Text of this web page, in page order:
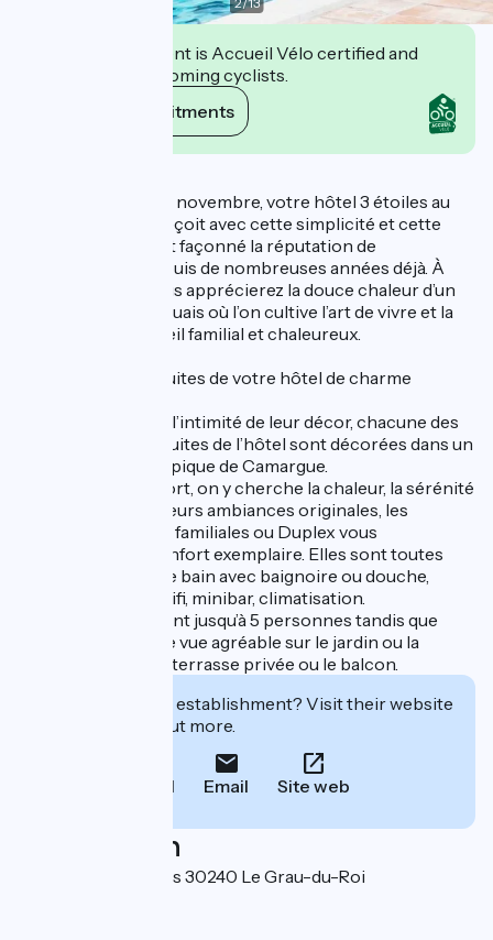
This establishment is Accueil Vélo certified and
commits to welcoming cyclists.
View its commitments
De fin mars à début novembre, votre hôtel 3 étoiles au
Grau du Roi vous reçoit avec cette simplicité et cette
authenticité qui ont façonné la réputation de
l’établissement depuis de nombreuses années déjà. À
chaque instant, vous apprécierez la douce chaleur d’un
ancien mas camarguais où l’on cultive l’art de vivre et la
tradition d’un accueil familial et chaleureux.
Les chambres et Suites de votre hôtel de charme
Dans la douceur et l’intimité de leur décor, chacune des
32 chambres et 8 suites de l’hôtel sont décorées dans un
esprit provençal typique de Camargue.
Autant que le confort, on y cherche la chaleur, la sérénité
et l’émotion. Avec leurs ambiances originales, les
chambres doubles, familiales ou Duplex vous
garantissent un confort exemplaire. Elles sont toutes
équipées de salle de bain avec baignoire ou douche,
téléphone, accès wifi, minibar, climatisation.
Certaines accueillent jusqu’à 5 personnes tandis que
d’autres offrent une vue agréable sur le jardin ou la
piscine depuis une terrasse privée ou le balcon.
Interested in this establishment? Visit their website
to book or find out more.
Call Email Site web
Localisation
3 Route des Marines 30240 Le Grau-du-Roi